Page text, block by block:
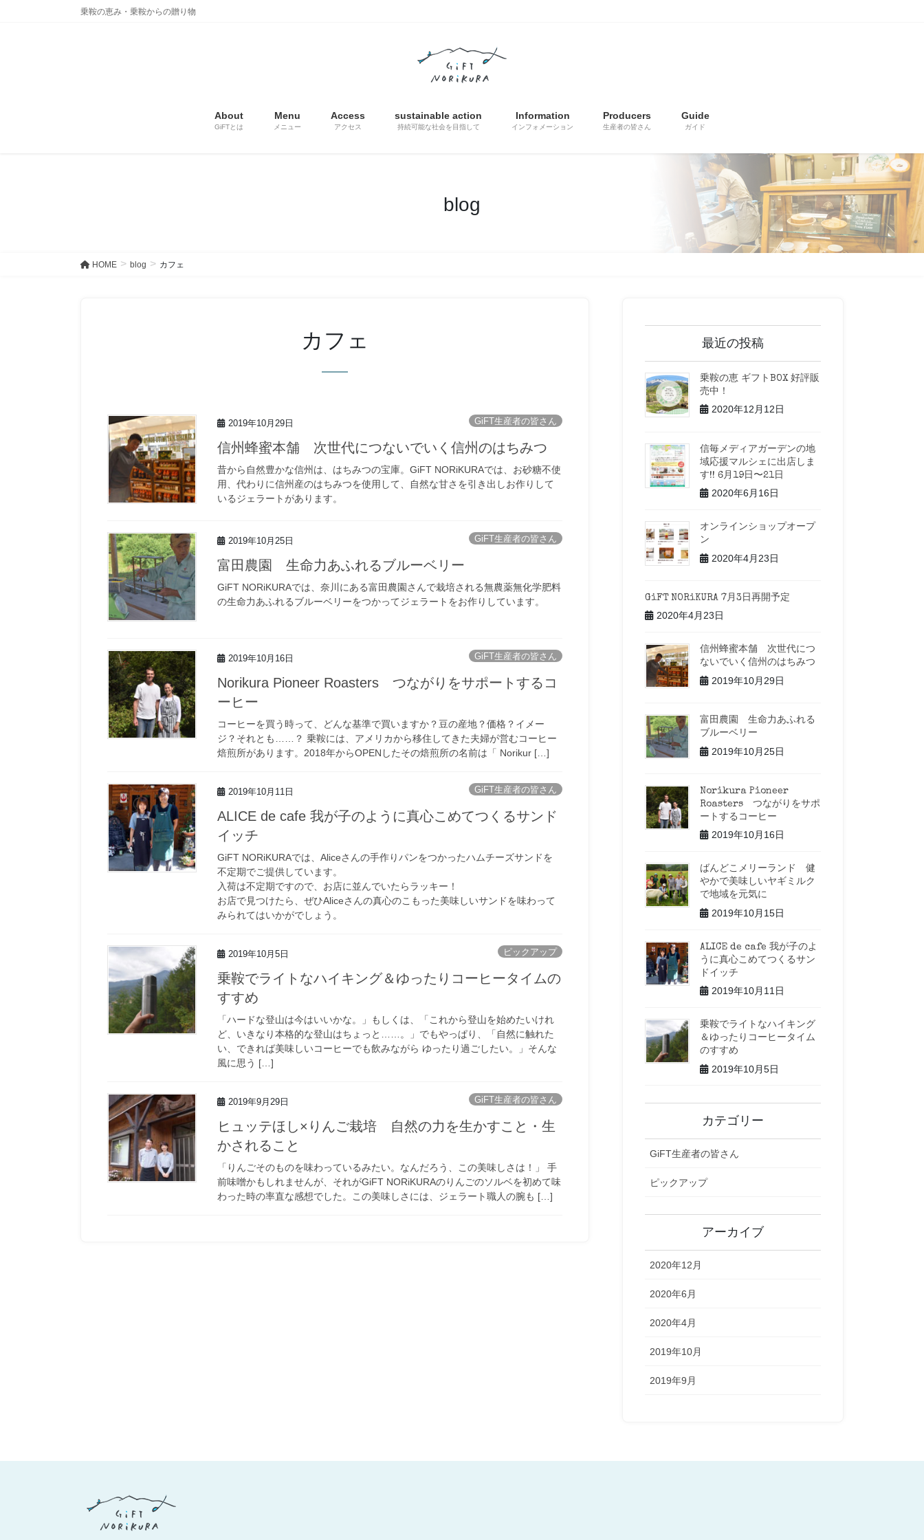
乗鞍の恵み・乗鞍からの贈り物
About
GiFTとは
Menu
メニュー
Access
アクセス
sustainable action
持続可能な社会を目指して
Information
インフォメーション
Producers
生産者の皆さん
Guide
ガイド
blog
HOME blog カフェ
カフェ
2019年10月29日 GiFT生産者の皆さん
信州蜂蜜本舗 次世代につないでいく信州のはちみつ
昔から自然豊かな信州は、はちみつの宝庫。GiFT NORiKURAでは、お砂糖不使
用、代わりに信州産のはちみつを使用して、自然な甘さを引き出しお作りして
いるジェラートがあります。
2019年10月25日 GiFT生産者の皆さん
富田農園 生命力あふれるブルーベリー
GiFT NORiKURAでは、奈川にある富田農園さんで栽培される無農薬無化学肥料
の生命力あふれるブルーベリーをつかってジェラートをお作りしています。
2019年10月16日 GiFT生産者の皆さん
Norikura Pioneer Roasters つながりをサポートするコ
ーヒー
コーヒーを買う時って、どんな基準で買いますか？豆の産地？価格？イメー
ジ？それとも……？ 乗鞍には、アメリカから移住してきた夫婦が営むコーヒー
焙煎所があります。2018年からOPENしたその焙煎所の名前は「 Norikur […]
2019年10月11日 GiFT生産者の皆さん
ALICE de cafe 我が子のように真心こめてつくるサンド
イッチ
GiFT NORiKURAでは、Aliceさんの手作りパンをつかったハムチーズサンドを
不定期でご提供しています。
入荷は不定期ですので、お店に並んでいたらラッキー！
お店で見つけたら、ぜひAliceさんの真心のこもった美味しいサンドを味わって
みられてはいかがでしょう。
2019年10月5日 ピックアップ
乗鞍でライトなハイキング＆ゆったりコーヒータイムの
すすめ
「ハードな登山は今はいいかな。」もしくは、「これから登山を始めたいけれ
ど、いきなり本格的な登山はちょっと……。」でもやっぱり、「自然に触れた
い、できれば美味しいコーヒーでも飲みながら ゆったり過ごしたい。」そんな
風に思う […]
2019年9月29日 GiFT生産者の皆さん
ヒュッテほし×りんご栽培 自然の力を生かすこと・生
かされること
「りんごそのものを味わっているみたい。なんだろう、この美味しさは！」 手
前味噌かもしれませんが、それがGiFT NORiKURAのりんごのソルベを初めて味
わった時の率直な感想でした。この美味しさには、ジェラート職人の腕も […]
最近の投稿
乗鞍の恵 ギフトBOX 好評販
売中！
2020年12月12日
信毎メディアガーデンの地
域応援マルシェに出店しま
す!! 6月19日〜21日
2020年6月16日
オンラインショップオープ
ン
2020年4月23日
GiFT NORiKURA 7月3日再開予定
2020年4月23日
信州蜂蜜本舗 次世代につ
ないでいく信州のはちみつ
2019年10月29日
富田農園 生命力あふれる
ブルーベリー
2019年10月25日
Norikura Pioneer
Roasters つながりをサポ
ートするコーヒー
2019年10月16日
ばんどこメリーランド 健
やかで美味しいヤギミルク
で地域を元気に
2019年10月15日
ALICE de cafe 我が子のよ
うに真心こめてつくるサン
ドイッチ
2019年10月11日
乗鞍でライトなハイキング
＆ゆったりコーヒータイム
のすすめ
2019年10月5日
カテゴリー
GiFT生産者の皆さん
ピックアップ
アーカイブ
2020年12月
2020年6月
2020年4月
2019年10月
2019年9月